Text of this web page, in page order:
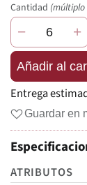
Cantidad (múltiplo
− +
Añadir al
Entrega
Guardar en
ATRIBUTOS